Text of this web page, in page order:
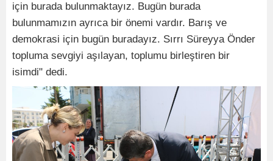
için burada bulunmaktayız. Bugün burada
bulunmamızın ayrıca bir önemi vardır. Barış ve
demokrasi için bugün buradayız. Sırrı Süreyya Önder
topluma sevgiyi aşılayan, toplumu birleştiren bir
isimdi" dedi.